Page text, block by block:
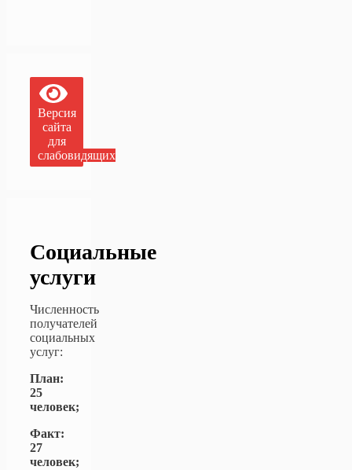
Версия
сайта
для
слабовидящих
Социальные
услуги
Численность
получателей
социальных
услуг:
План:
25
человек;
Факт:
27
человек;